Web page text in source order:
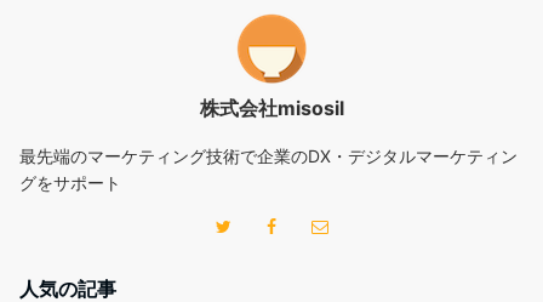
株式会社misosil
最先端のマーケティング技術で企業のDX・デジタルマーケティン
グをサポート
人気の記事